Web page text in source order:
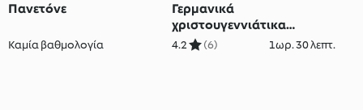
Πανετόνε
Καμία βαθμολογία
Γερμανικά
χριστουγεννιάτικα
μπισκότα
4.2 (6) 1ωρ. 30 λεπτ.